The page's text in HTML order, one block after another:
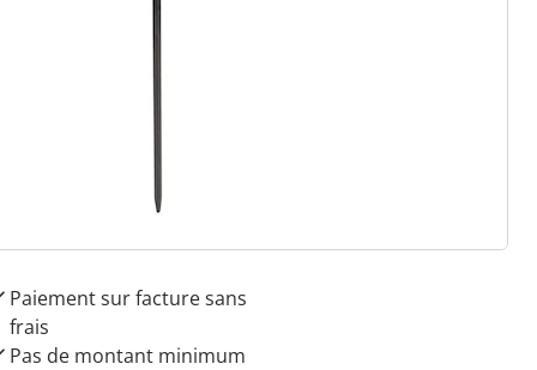
de choisir
& Confort”
Paiement sur facture sans
frais
Pas de montant minimum